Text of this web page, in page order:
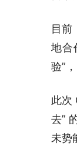
目前
地合
验”
此次
去”
未势